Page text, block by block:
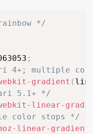
*/
;
4+; multiple
gradient (
5.1+ */
linear-
color stops */
linear-gradient